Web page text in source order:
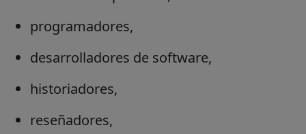
programadores,
desarrolladores de software,
historiadores,
reseñadores,